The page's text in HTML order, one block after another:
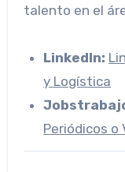
talento en el
LinkedIn:
y Logística
Periódicos o